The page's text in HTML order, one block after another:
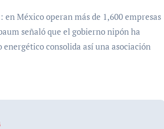
México operan más de 1,600 empresas
señaló que el gobierno nipón ha
consolida así una asociación